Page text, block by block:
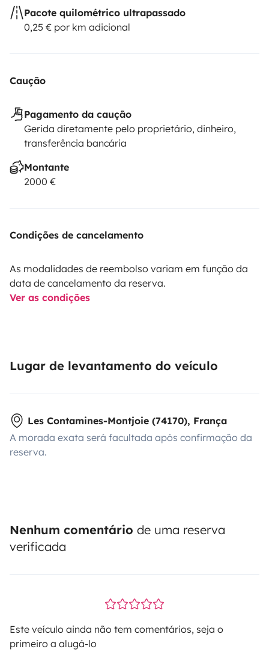
Pacote quilométrico ultrapassado
0,25 € por km adicional
Caução
Pagamento da caução
Gerida diretamente pelo proprietário, dinheiro,
transferência bancária
Montante
2000 €
Condições de cancelamento
As modalidades de reembolso variam em função da
data de cancelamento da reserva.
Ver as condições
Lugar de levantamento do veículo
Les Contamines-Montjoie (74170), França
A morada exata será facultada após confirmação da
reserva.
Nenhum comentário de uma reserva
verificada
Este veículo ainda não tem comentários, seja o
primeiro a alugá-lo